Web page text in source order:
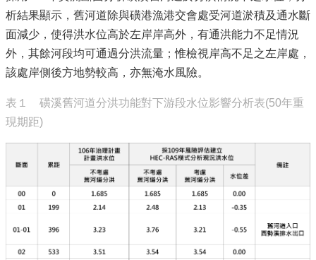
析結果顯示，舊河道除與磺港漁港交會處受河道淤積及通水斷
面減少，使得洪水位高於左岸岸高外，有通洪能力不足情況
外，其餘河段均可通過分洪流量；惟檢視岸高不足之左岸處，
該處岸側後方地勢較高，亦無淹水風險。
表１ 磺溪舊河道分洪功能對下游段水位影響分析表(50年重
現期距)